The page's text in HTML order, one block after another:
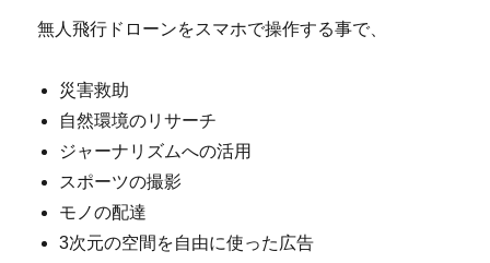
無人飛行ドローンをスマホで操作する事で、
災害救助
自然環境のリサーチ
ジャーナリズムへの活用
スポーツの撮影
モノの配達
3次元の空間を自由に使った広告